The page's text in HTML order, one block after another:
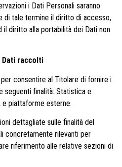
i Dati Personali saranno
di tale termine il diritto di accesso,
diritto alla portabilità dei Dati non
Dati raccolti
consentire al Titolare di fornire i
seguenti finalità: Statistica e
piattaforme esterne.
dettagliate sulle finalità del
concretamente rilevanti per
riferimento alle relative sezioni di